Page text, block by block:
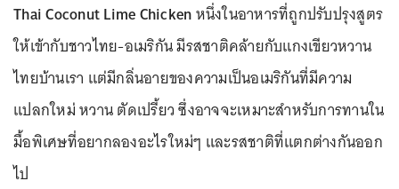
Thai Coconut Lime Chickenหนึ่งในอาหารที่ถูกปรับปรุงสูตร
ให้เข้ากับชาวไทย-อเมริกัน มีรสชาติคล้ายกับแกงเขียวหวาน
ไทยบ้านเรา แต่มีกลิ่นอายของความเป็นอเมริกันที่มีความ
แปลกใหม่ หวาน ตัดเปรี้ยว ซึ่งอาจจะเหมาะสำหรับการทานใน
มื้อพิเศษที่อยากลองอะไรใหม่ๆ และรสชาติที่แตกต่างกันออก
ไป